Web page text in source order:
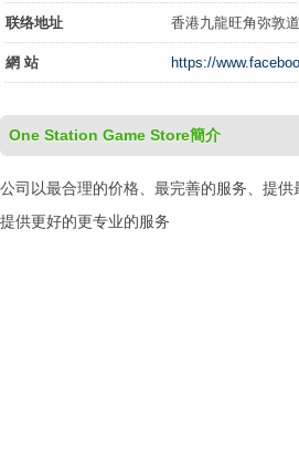
联络地址 香港九龍旺角弥敦
網 站 https://
One Station Game Store簡介
公司以最合理的价格、最完善的服务、提
提供更好的更专业的服务